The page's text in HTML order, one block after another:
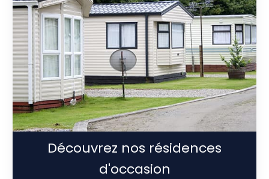
Découvrez nos résidences
d'occasion